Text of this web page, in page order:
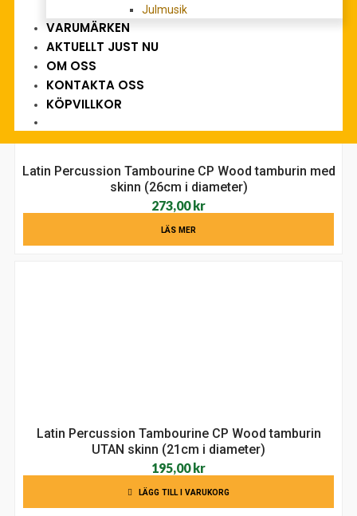
Julmusik
VARUMÄRKEN
AKTUELLT JUST NU
OM OSS
KONTAKTA OSS
KÖPVILLKOR
Latin Percussion Tambourine CP Wood tamburin med
skinn (26cm i diameter)
273,00kr
LÄS MER
Latin Percussion Tambourine CP Wood tamburin
UTAN skinn (21cm i diameter)
195,00kr
LÄGG TILL I VARUKORG